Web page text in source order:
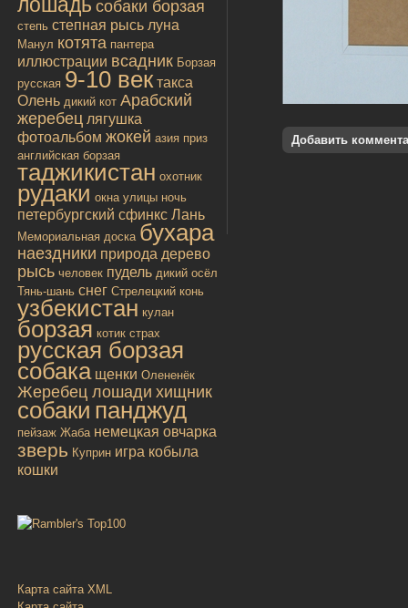
собаки борзая
степь степная рысь луна
Манул котята пантера
иллюстрации всадник Борзая
русская 9-10 век такса
Олень дикий кот Арабский
жеребец лягушка
фотоальбом жокей азия приз
английская борзая
таджикистан охотник
рудаки окна улицы ночь
петербургский сфинкс Лань
Мемориальная доска бухара
наездники природа дерево
рысь человек пудель дикий осёл
Тянь-шань снег Стрелецкий конь
узбекистан кулан
борзая котик страх
русская борзая
собака щенки Олененёк
Жеребец лошади хищник
собаки панджуд
пейзаж Жаба немецкая овчарка
зверь Куприн игра кобыла
кошки
Карта сайта XML
Добавить